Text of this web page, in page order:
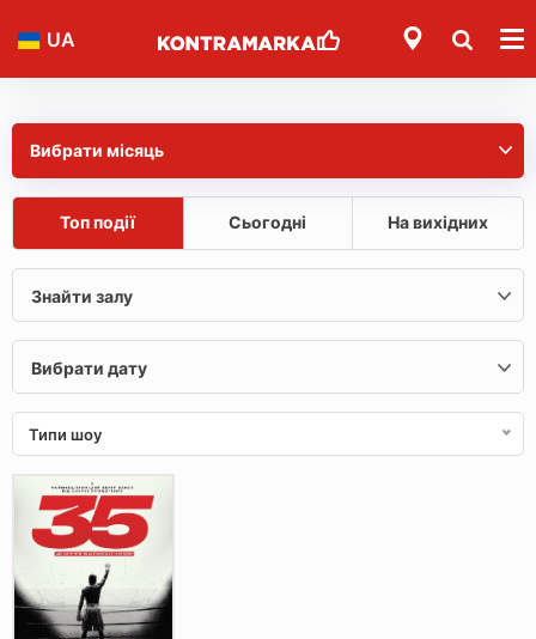
UA
Вибрати місяць
Топ події Сьогодні На вихідних
Типи шоу